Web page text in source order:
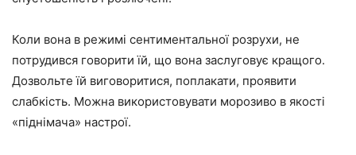
Коли вона в режимі сентиментальної розрухи, не
потрудився говорити їй, що вона заслуговує кращого.
Дозвольте їй виговоритися, поплакати, проявити
слабкість. Можна використовувати морозиво в якості
«піднімача» настрої.